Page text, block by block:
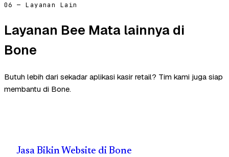
06 — Layanan Lain
Layanan Bee Mata lainnya di
Bone
Butuh lebih dari sekadar aplikasi kasir retail? Tim kami juga siap
membantu di Bone.
Jasa Bikin Website di Bone